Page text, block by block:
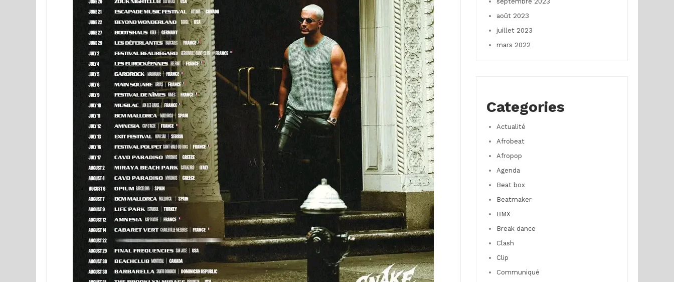
août 2023
juillet 2023
mars 2022
Categories
Actualité
Afrobeat
Afropop
Agenda
Beat box
Beatmaker
BMX
Break dance
Clash
Clip
Communiqué